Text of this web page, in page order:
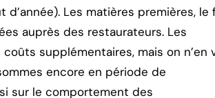
Les matières premières, le
auprès des restaurateurs. Les
supplémentaires, mais on n’en
encore en période de
sur le comportement des